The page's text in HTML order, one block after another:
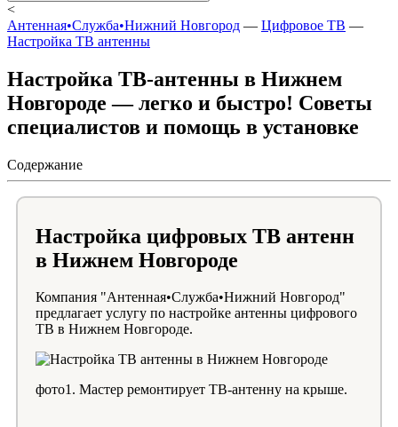
<
Антенная•Служба•Нижний Новгород — Цифровое ТВ —
Настройка ТВ антенны
Настройка ТВ-антенны в Нижнем
Новгороде — легко и быстро! Советы
специалистов и помощь в установке
Содержание
Настройка цифровых ТВ антенн
в Нижнем Новгороде
Компания "Антенная•Служба•Нижний Новгород"
предлагает услугу по настройке антенны цифрового
ТВ в Нижнем Новгороде.
фото1. Мастер ремонтирует ТВ-антенну на крыше.